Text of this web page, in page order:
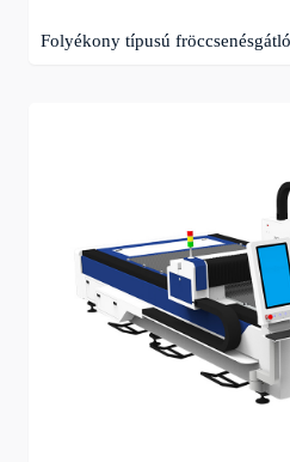
Folyékony típusú